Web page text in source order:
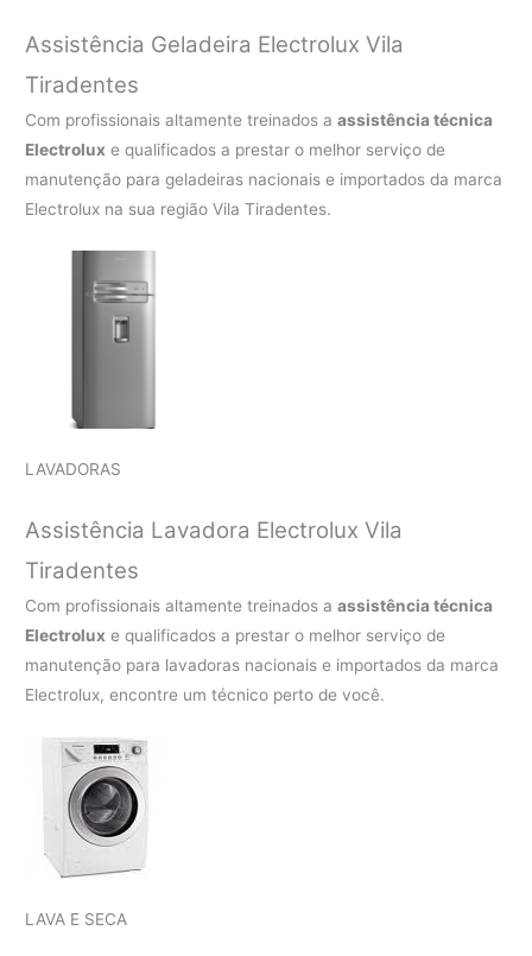
Assistência Geladeira Electrolux Vila
Tiradentes
Com profissionais altamente treinados aassistência técnica
Electrolux e qualificados a prestar o melhor serviço de
manutenção para geladeiras nacionais e importados da marca
Electrolux na sua região Vila Tiradentes.
LAVADORAS
Assistência Lavadora Electrolux Vila
Tiradentes
Com profissionais altamente treinados aassistência técnica
Electrolux e qualificados a prestar o melhor serviço de
manutenção para lavadoras nacionais e importados da marca
Electrolux, encontre um técnico perto de você.
LAVA E SECA